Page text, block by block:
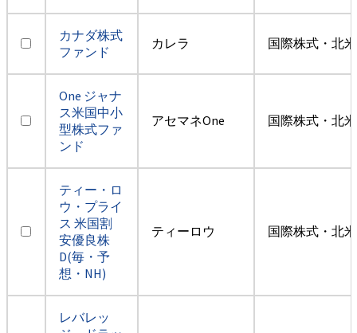
カナダ株式
ファンド
カレラ 国際株式・北
One ジャナ
ス米国中小
型株式ファ
ンド
アセマネOne 国際株式・北
ティー・ロ
ウ・プライ
ス 米国割
安優良株
D(毎・予
想・NH)
ティーロウ 国際株式・北
レバレッ